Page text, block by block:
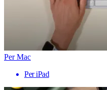
Per Mac
Per iPad